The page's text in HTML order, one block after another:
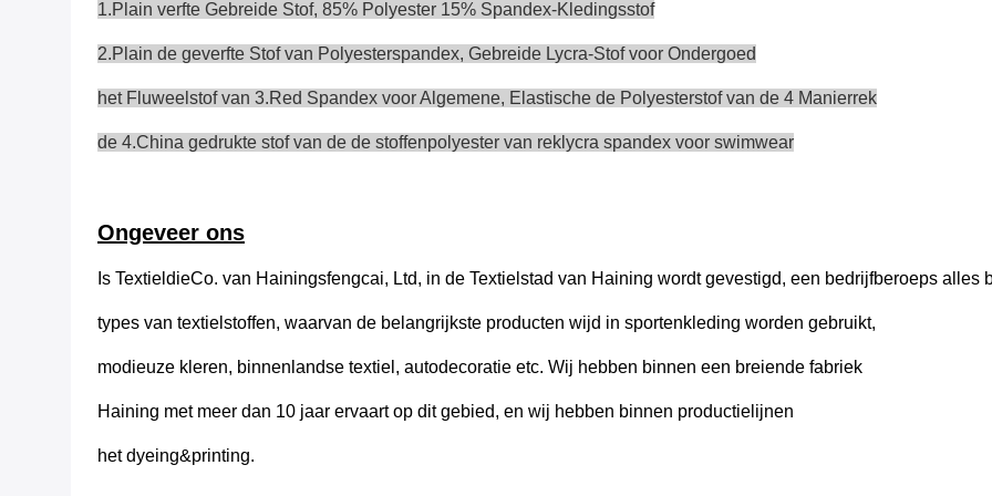
1.Plain verfte Gebreide Stof, 85% Polyester 15% Spandex-Kledingsstof
2.Plain de geverfte Stof van Polyesterspandex, Gebreide Lycra-Stof voor Ondergoed
het Fluweelstof van 3.Red Spandex voor Algemene, Elastische de Polyesterstof van de 4 Manierrek
de 4.China gedrukte stof van de de stoffenpolyester van reklycra spandex voor swimwear
Ongeveer ons
Is TextieldieCo. van Hainingsfengcai, Ltd, in de Textielstad van Haining wordt gevestigd, een bedrijfberoeps alles
types van textielstoffen, waarvan de belangrijkste producten wijd in sportenkleding worden gebruikt,
modieuze kleren, binnenlandse textiel, autodecoratie etc. Wij hebben binnen een breiende fabriek
Haining met meer dan 10 jaar ervaart op dit gebied, en wij hebben binnen productielijnen
het dyeing&printing.